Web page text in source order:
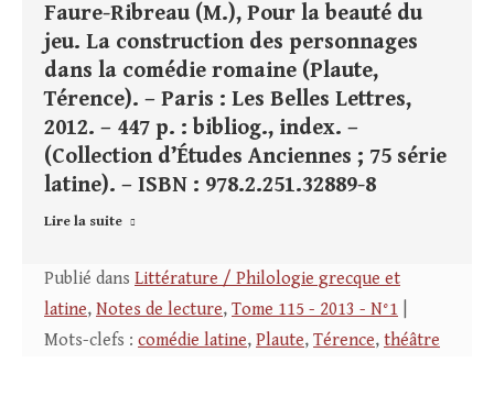
Faure-Ribreau (M.), Pour la beauté du
jeu. La construction des personnages
dans la comédie romaine (Plaute,
Térence). – Paris : Les Belles Lettres,
2012. – 447 p. : bibliog., index. –
(Collection d’Études Anciennes ; 75 série
latine). – ISBN : 978.2.251.32889-8
Lire la suite
Publié dans Littérature / Philologie grecque et
latine, Notes de lecture, Tome 115 - 2013 - N°1
Mots-clefs : comédie latine, Plaute, Térence, théâtre